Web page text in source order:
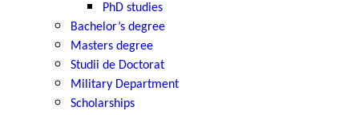
PhD studies
Bachelor’s degree
Masters degree
Studii de Doctorat
Military Department
Scholarships